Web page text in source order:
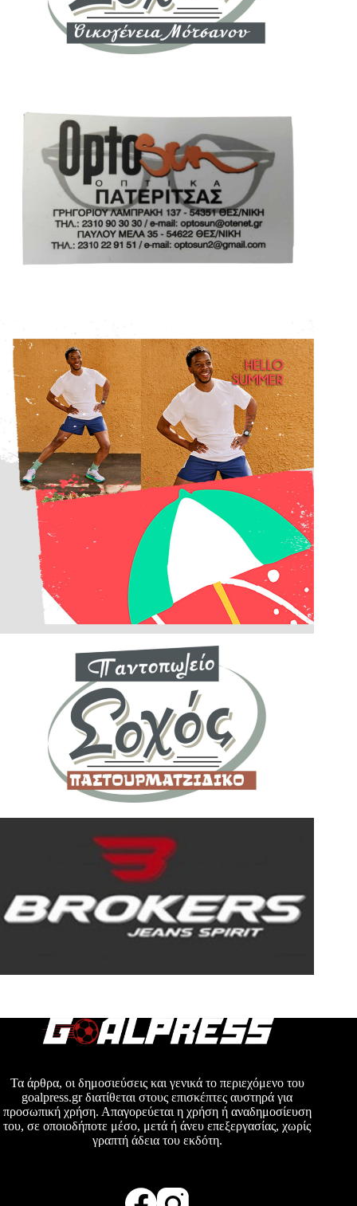
Τα άρθρα, οι δημοσιεύσεις και γενικά το περιεχόμενο του
goalpress.gr διατίθεται στους επισκέπτες αυστηρά για
προσωπική χρήση. Απαγορεύεται η χρήση ή αναδημοσίευση
του, σε οποιοδήποτε μέσο, μετά ή άνευ επεξεργασίας, χωρίς
γραπτή άδεια του εκδότη.